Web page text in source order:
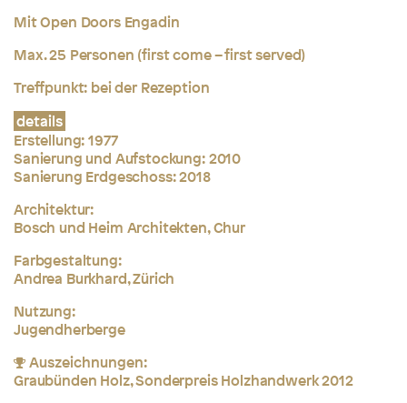
Mit Open Doors Engadin
Max. 25 Personen (first come – first served)
Treffpunkt: bei der Rezeption
details
Erstellung:1977
Sanierung und Aufstockung: 2010
Sanierung Erdgeschoss: 2018
Architektur:
Bosch und Heim Architekten, Chur
Farbgestaltung:
Andrea Burkhard, Zürich
Nutzung:
Jugendherberge
Auszeichnungen:
Graubünden Holz, Sonderpreis Holzhandwerk 2012